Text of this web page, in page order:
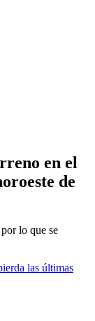
en el
de
lo que se
las últimas